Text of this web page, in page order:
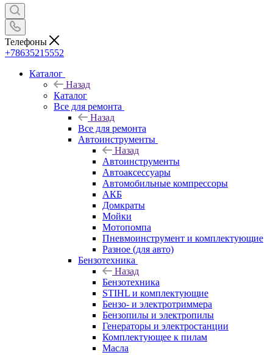
Телефоны
+78635215552
Каталог
Назад
Каталог
Все для ремонта
Назад
Все для ремонта
Автоинструменты
Назад
Автоинструменты
Автоаксессуары
Автомобильные компрессоры
АКБ
Домкраты
Мойки
Мотопомпа
Пневмоинструмент и комплектующие
Разное (для авто)
Бензотехника
Назад
Бензотехника
STIHL и комплектующие
Бензо- и электротриммера
Бензопилы и электропилы
Генераторы и электростанции
Комплектующее к пилам
Масла